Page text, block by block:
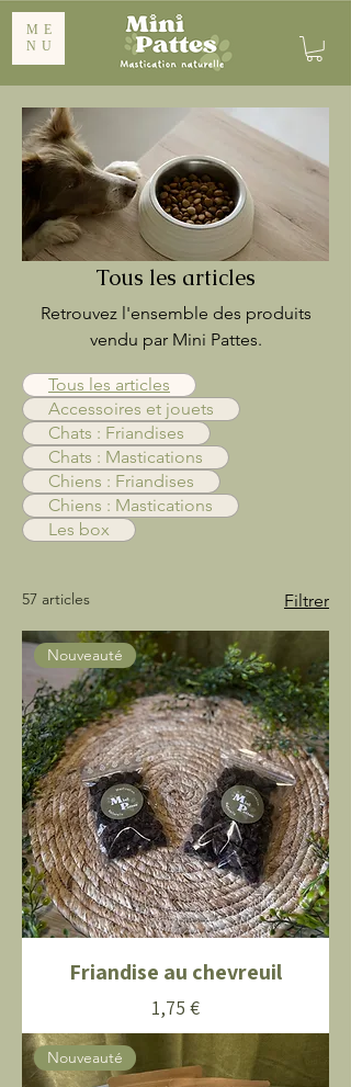
ME
NU
Tous les articles
Retrouvez l'ensemble des produits
vendu par Mini Pattes.
Tous les articles
Accessoires et jouets
Chats : Friandises
Chats : Mastications
Chiens : Friandises
Chiens : Mastications
Les box
57 articles Filtrer
Nouveauté
Friandise au chevreuil
Prix
1,75 €
Nouveauté